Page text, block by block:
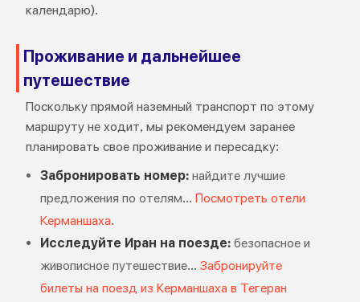
календарю).
Проживание и дальнейшее
путешествие
Поскольку прямой наземный транспорт по этому
маршруту не ходит, мы рекомендуем заранее
планировать свое проживание и пересадку:
Забронировать номер:найдите лучшие
предложения по отелям... Посмотреть отели
Керманшаха.
Исследуйте Иран на поезде:безопасное и
живописное путешествие... Забронируйте
билеты на поезд из Керманшаха в Тегеран